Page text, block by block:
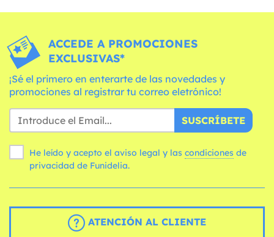
ACCEDE A PROMOCIONES
EXCLUSIVAS*
¡Sé el primero en enterarte de las novedades y
promociones al registrar tu correo eletrónico!
SUSCRÍBETE
He leído y acepto el aviso legal y las condiciones
privacidad de Funidelia.
ATENCIÓN AL CLIENTE